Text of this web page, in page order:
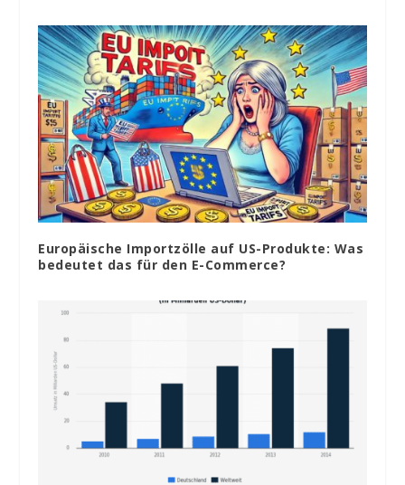
Europäische Importzölle auf US-Produkte: Was
bedeutet das für den E-Commerce?